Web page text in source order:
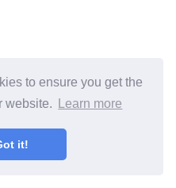
to ensure you get the
website.
Learn more
it!